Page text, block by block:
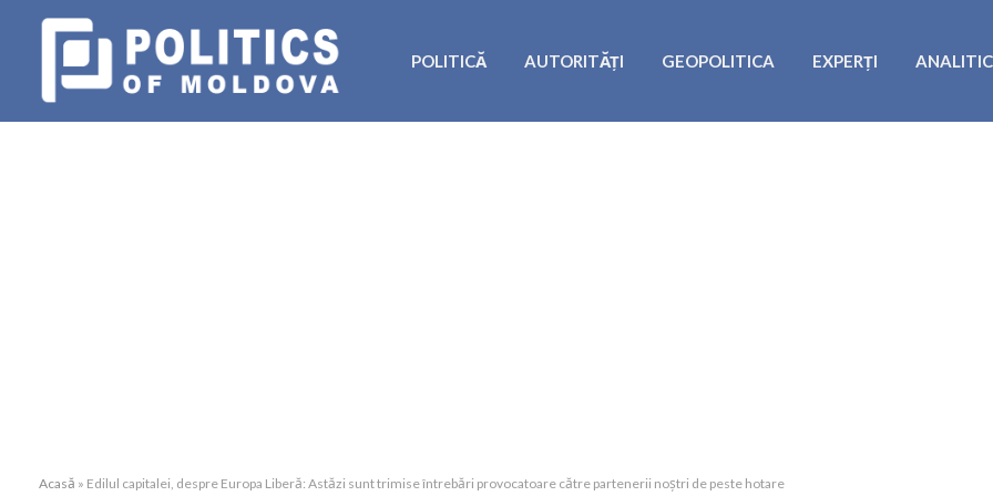
POLITICĂ AUTORITĂȚI GEOPOLITICA EXPERȚI
Acasă » Edilul capitalei, despre Europa Liberă: Astăzi sunt trimise întrebări provocatoare către partenerii noștri de peste hotare